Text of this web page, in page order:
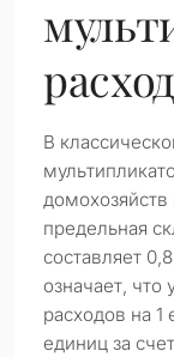
В
предельная
составляет
означает, что
расходов на
единиц за